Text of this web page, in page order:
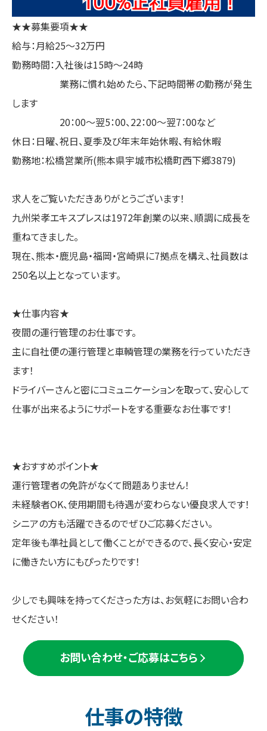
★★募集要項★★
給与：月給25〜32万円
勤務時間：入社後は15時～24時
業務に慣れ始めたら、下記時間帯の勤務が発生
します
20：00～翌5：00、22：00～翌7：00など
休日：日曜、祝日、夏季及び年末年始休暇、有給休暇
勤務地：松橋営業所(熊本県宇城市松橋町西下郷3879)
求人をご覧いただきありがとうございます！
九州栄孝エキスプレスは1972年創業の以来、順調に成長を
重ねてきました。
現在、熊本・鹿児島・福岡・宮崎県に7拠点を構え、社員数は
250名以上となっています。
★仕事内容★
夜間の運行管理のお仕事です。
主に自社便の運行管理と車輌管理の業務を行っていただき
ます！
ドライバーさんと密にコミュニケーションを取って、安心して
仕事が出来るようにサポートをする重要なお仕事です！
★おすすめポイント★
運行管理者の免許がなくて問題ありません！
未経験者OK、使用期間も待遇が変わらない優良求人です！
シニアの方も活躍できるのでぜひご応募ください。
定年後も準社員として働くことができるので、長く安心・安定
に働きたい方にもぴったりです！
少しでも興味を持ってくださった方は、お気軽にお問い合わ
せください！
お問い合わせ・ご応募はこちら
仕事の特徴